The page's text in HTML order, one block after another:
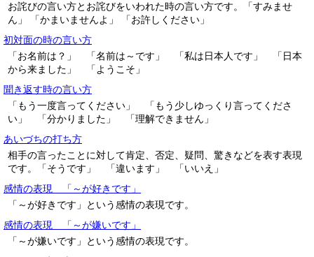
お詫びの言い方とお詫びをいわれた時の言い方です。「すみませ
ん」 「かまいませんよ」 「お許しください」
初対面の時の言い方
「お名前は？」 「名前は～です」 「私は日本人です」 「日本
から来ました」 「ようこそ」
聞き返す時の言い方
「もう一度言ってください」 「もう少しゆっくり言ってくださ
い」 「分かりました」 「理解できません」
あいづちの打ち方
相手の言ったことに対して肯定、否定、疑問、驚きなどを表す表現
です。「そうです」 「違います」 「いいえ」
感情の表現 「～が好きです」
「～が好きです」という感情の表現です。
感情の表現 「～が嫌いです」
「～が嫌いです」という感情の表現です。